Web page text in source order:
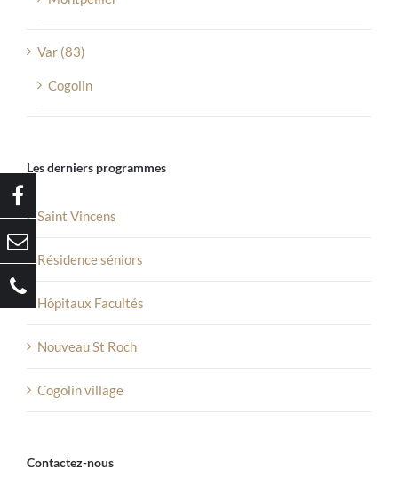
Var (83)
Cogolin
Les derniers programmes
Saint Vincens
Résidence séniors
Hôpitaux Facultés
Nouveau St Roch
Cogolin village
Contactez-nous